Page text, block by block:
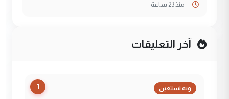
--منذ 23 ساعة
آخر التعليقات
1 وبه نستعين